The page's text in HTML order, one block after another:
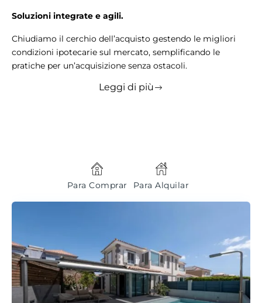
Soluzioni integrate e agili.
Chiudiamo il cerchio dell’acquisto gestendo le migliori
condizioni ipotecarie sul mercato, semplificando le
pratiche per un’acquisizione senza ostacoli.
Leggi di più
Para Comprar Para Alquilar